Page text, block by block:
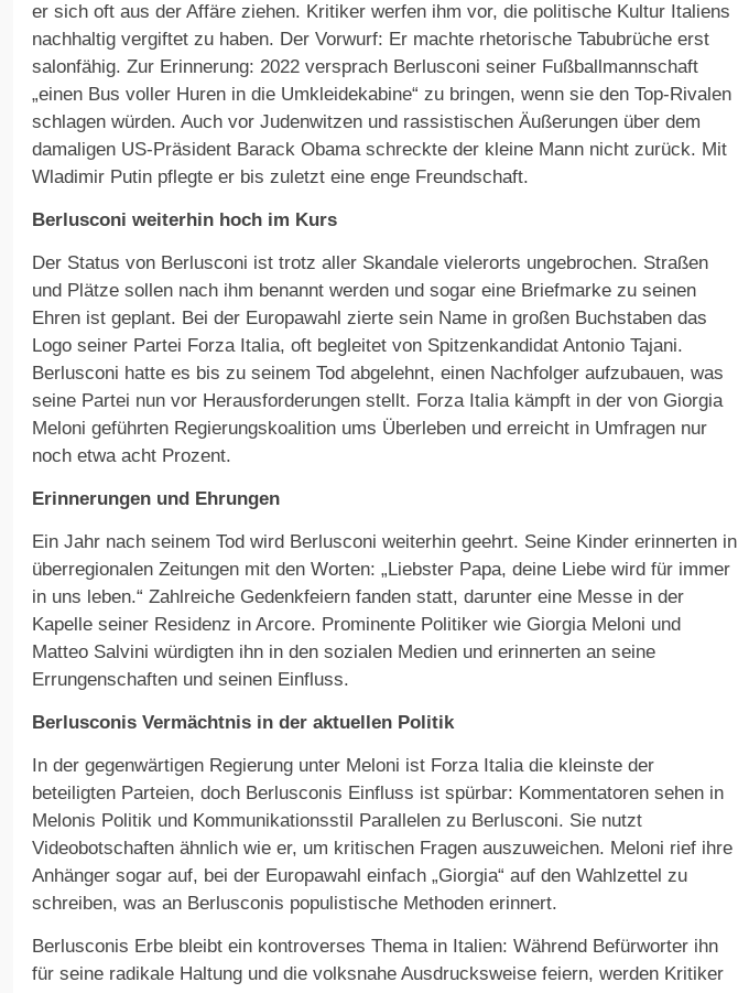
er sich oft aus der Affäre ziehen. Kritiker werfen ihm vor, die politische Kultur Italiens
nachhaltig vergiftet zu haben. Der Vorwurf: Er machte rhetorische Tabubrüche erst
salonfähig. Zur Erinnerung: 2022 versprach Berlusconi seiner Fußballmannschaft
„einen Bus voller Huren in die Umkleidekabine“ zu bringen, wenn sie den Top-Rivalen
schlagen würden. Auch vor Judenwitzen und rassistischen Äußerungen über dem
damaligen US-Präsident Barack Obama schreckte der kleine Mann nicht zurück. Mit
Wladimir Putin pflegte er bis zuletzt eine enge Freundschaft.
Berlusconi weiterhin hoch im Kurs
Der Status von Berlusconi ist trotz aller Skandale vielerorts ungebrochen. Straßen
und Plätze sollen nach ihm benannt werden und sogar eine Briefmarke zu seinen
Ehren ist geplant. Bei der Europawahl zierte sein Name in großen Buchstaben das
Logo seiner Partei Forza Italia, oft begleitet von Spitzenkandidat Antonio Tajani.
Berlusconi hatte es bis zu seinem Tod abgelehnt, einen Nachfolger aufzubauen, was
seine Partei nun vor Herausforderungen stellt. Forza Italia kämpft in der von Giorgia
Meloni geführten Regierungskoalition ums Überleben und erreicht in Umfragen nur
noch etwa acht Prozent.
Erinnerungen und Ehrungen
Ein Jahr nach seinem Tod wird Berlusconi weiterhin geehrt. Seine Kinder erinnerten in
überregionalen Zeitungen mit den Worten: „Liebster Papa, deine Liebe wird für immer
in uns leben.“ Zahlreiche Gedenkfeiern fanden statt, darunter eine Messe in der
Kapelle seiner Residenz in Arcore. Prominente Politiker wie Giorgia Meloni und
Matteo Salvini würdigten ihn in den sozialen Medien und erinnerten an seine
Errungenschaften und seinen Einfluss.
Berlusconis Vermächtnis in der aktuellen Politik
In der gegenwärtigen Regierung unter Meloni ist Forza Italia die kleinste der
beteiligten Parteien, doch Berlusconis Einfluss ist spürbar: Kommentatoren sehen in
Melonis Politik und Kommunikationsstil Parallelen zu Berlusconi. Sie nutzt
Videobotschaften ähnlich wie er, um kritischen Fragen auszuweichen. Meloni rief ihre
Anhänger sogar auf, bei der Europawahl einfach „Giorgia“ auf den Wahlzettel zu
schreiben, was an Berlusconis populistische Methoden erinnert.
Berlusconis Erbe bleibt ein kontroverses Thema in Italien: Während Befürworter ihn
für seine radikale Haltung und die volksnahe Ausdrucksweise feiern, werden Kritiker